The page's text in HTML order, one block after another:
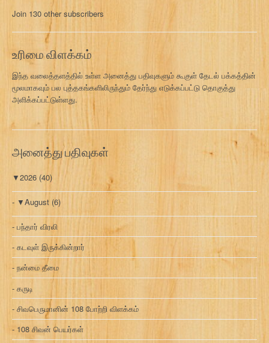
க
வ
Join 130 other subscribers
உரிமை விளக்கம்
இந்த வலைத்தளத்தில் உள்ள அனைத்து பதிவுகளும் கூகுள் தேடல் பக்கத்தின்
மூலமாகவும் பல புத்தகங்களிலிருந்தும் தேர்ந்து எடுக்கப்பட்டு தொகுத்து
அளிக்கப்பட்டுள்ளது.
அனைத்து பதிவுகள்
▼2026 (40)
▼August (6)
பந்தார் விரலி
கடவுள் இருக்கின்றார்
நன்மை தீமை
கருடி
சிவபெருமானின் 108 போற்றி விளக்கம்
108 சிவன் பெயர்கள்